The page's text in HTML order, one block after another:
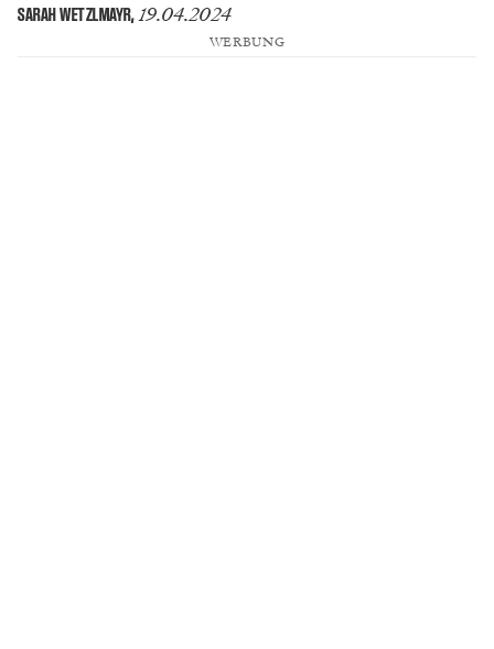
SARAH WETZLMAYR, 19.04.2024
WERBUNG